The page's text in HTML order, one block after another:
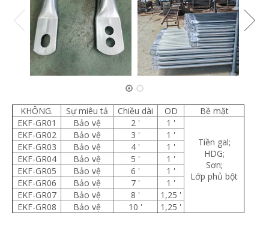
KHÔNG. Sự miêu tả Chiều dài OD
Bề mặt
EKF-GR01
Bảo vệ 2 '
1 '
Tiền gal;
HDG;
Sơn;
Lớp phủ bột
EKF-GR02 Bảo vệ 3 '
1 '
EKF-GR03
Bảo vệ 4 '
1 '
EKF-GR04
Bảo vệ 5 '
1 '
EKF-GR05
Bảo vệ 6 '
1 '
EKF-GR06
Bảo vệ 7 '
1 '
EKF-GR07
Bảo vệ 8 '
1,25 '
EKF-GR08
Bảo vệ 10 ' 1,25 '